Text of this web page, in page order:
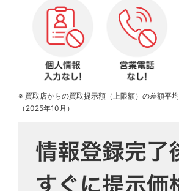
※ 買取店からの買取提示額（上限額）の差額平均
（2025年10月）